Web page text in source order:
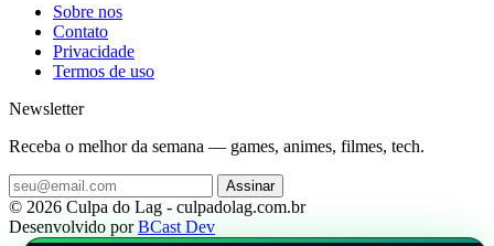
Sobre nos
Contato
Privacidade
Termos de uso
Newsletter
Receba o melhor da semana — games, animes, filmes, tech.
Assinar
© 2026 Culpa do Lag - culpadolag.com.br
Desenvolvido porBCast Dev